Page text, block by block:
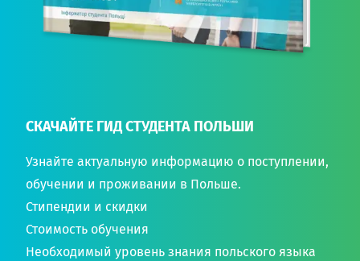
СКАЧАЙТЕ ГИД СТУДЕНТА ПОЛЬШИ
Узнайте актуальную информацию о поступлении,
обучении и проживании в Польше.
Стипендии и скидки
Стоимость обучения
Необходимый уровень знания польского языка